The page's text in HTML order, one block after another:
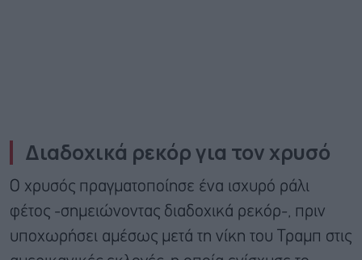
Διαδοχικά ρεκόρ για τον χρυσό
Ο χρυσός πραγματοποίησε ένα ισχυρό ράλι
φέτος -σημειώνοντας διαδοχικά ρεκόρ-, πριν
υποχωρήσει αμέσως μετά τη νίκη του Τραμπ στις